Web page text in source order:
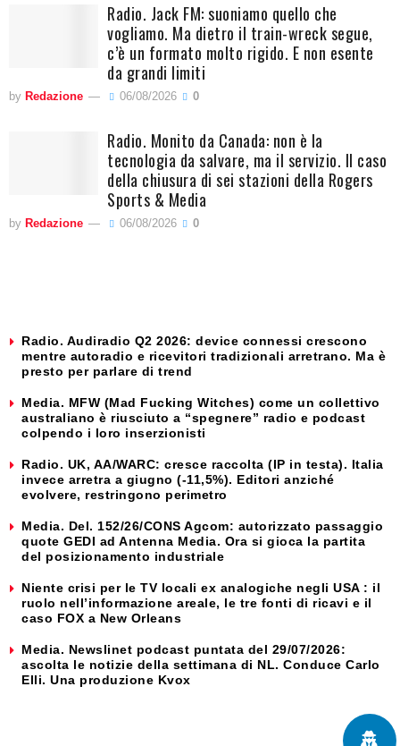
Radio. Jack FM: suoniamo quello che
vogliamo. Ma dietro il train-wreck segue,
c’è un formato molto rigido. E non esente
da grandi limiti
by Redazione 06/08/2026 0
Radio. Monito da Canada: non è la
tecnologia da salvare, ma il servizio. Il caso
della chiusura di sei stazioni della Rogers
Sports & Media
by Redazione 06/08/2026 0
Radio. Audiradio Q2 2026: device connessi crescono
mentre autoradio e ricevitori tradizionali arretrano. Ma è
presto per parlare di trend
Media. MFW (Mad Fucking Witches) come un collettivo
australiano è riusciuto a “spegnere” radio e podcast
colpendo i loro inserzionisti
Radio. UK, AA/WARC: cresce raccolta (IP in testa). Italia
invece arretra a giugno (-11,5%). Editori anziché
evolvere, restringono perimetro
Media. Del. 152/26/CONS Agcom: autorizzato passaggio
quote GEDI ad Antenna Media. Ora si gioca la partita
del posizionamento industriale
Niente crisi per le TV locali ex analogiche negli USA : il
ruolo nell’informazione areale, le tre fonti di ricavi e il
caso FOX a New Orleans
Media. Newslinet podcast puntata del 29/07/2026:
ascolta le notizie della settimana di NL. Conduce Carlo
Elli. Una produzione Kvox